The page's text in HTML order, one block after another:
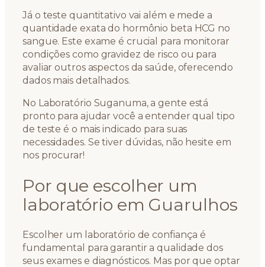
Já o teste quantitativo vai além e mede a
quantidade exata do hormônio beta HCG no
sangue. Este exame é crucial para monitorar
condições como gravidez de risco ou para
avaliar outros aspectos da saúde, oferecendo
dados mais detalhados.
No Laboratório Suganuma, a gente está
pronto para ajudar você a entender qual tipo
de teste é o mais indicado para suas
necessidades. Se tiver dúvidas, não hesite em
nos procurar!
Por que escolher um
laboratório em Guarulhos
Escolher um laboratório de confiança é
fundamental para garantir a qualidade dos
seus exames e diagnósticos. Mas por que optar